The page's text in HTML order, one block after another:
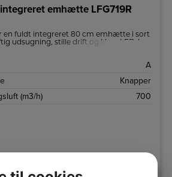
emhætte LFG719R
en fuldt integreret 80 cm emhætte i sort
udsugning, stille drift og klare LED-lys.
A
Knapper
(m3/h)
700